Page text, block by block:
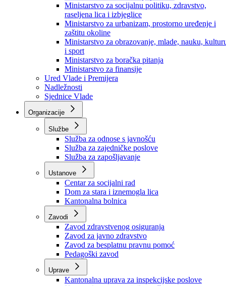
Ministarstvo za privredu
Ministarstvo za pravosuđe, upravu i radne odnose
Ministarstvo za unutrašnje poslove
Ministarstvo za socijalnu politiku, zdravstvo,
raseljena lica i izbjeglice
Ministarstvo za urbanizam, prostorno uređenje i
zaštitu okoline
Ministarstvo za obrazovanje, mlade, nauku,
i sport
Ministarstvo za boračka pitanja
Ministarstvo za finansije
Ured Vlade i Premijera
Nadležnosti
Sjednice Vlade
Organizacije
Službe
Služba za odnose s javnošću
Služba za zajedničke poslove
Služba za zapošljavanje
Ustanove
Centar za socijalni rad
Dom za stara i iznemogla lica
Kantonalna bolnica
Zavodi
Zavod zdravstvenog osiguranja
Zavod za javno zdravstvo
Zavod za besplatnu pravnu pomoć
Pedagoški zavod